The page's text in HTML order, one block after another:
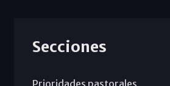
Secciones
Prioridades pastorales